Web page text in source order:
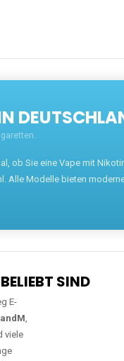
ob Sie eine Vape mit
Alle Modelle bieten
SIND
E-
,
viele